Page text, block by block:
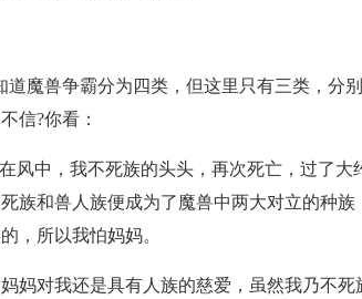
道魔兽争霸分为四类，但这里只有三类，
?你看：
风中，我不死族的头头，再次死亡，过了大
族和兽人族便成为了魔兽中两大对立的种族
，所以我怕妈妈。
妈对我还是具有人族的慈爱，虽然我乃不死